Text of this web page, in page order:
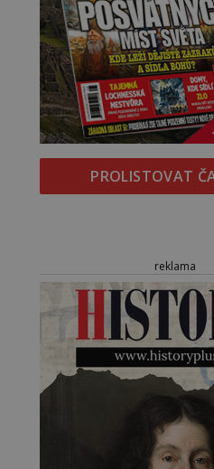
PROLISTOVAT
reklama